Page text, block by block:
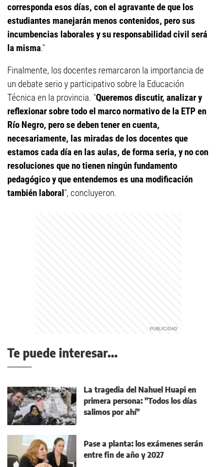
corresponda esos días, con el agravante de que los
estudiantes manejarán menos contenidos, pero sus
incumbencias laborales y su responsabilidad civil será
la misma."
Finalmente, los docentes remarcaron la importancia de
un debate serio y participativo sobre la Educación
Técnica en la provincia. "Queremos discutir, analizar y
reflexionar sobre todo el marco normativo de la ETP en
Río Negro, pero se deben tener en cuenta,
necesariamente, las miradas de los docentes que
estamos cada día en las aulas, de forma seria, y no con
resoluciones que no tienen ningún fundamento
pedagógico y que entendemos es una modificación
también laboral", concluyeron.
Te puede interesar...
La tragedia del Nahuel Huapi en
primera persona: "Todos los días
salimos por ahí"
Pase a planta: los exámenes serán
entre fin de año y 2027